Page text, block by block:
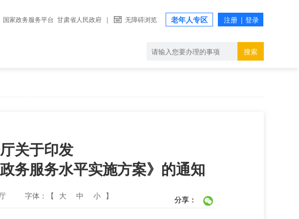
国家政务服务平台 甘肃省人民政府 | 无障碍浏览 老年人专区
搜索
关于印发
务服务水平实施方案》的通知
字体：【 大 中 小 】 分享：